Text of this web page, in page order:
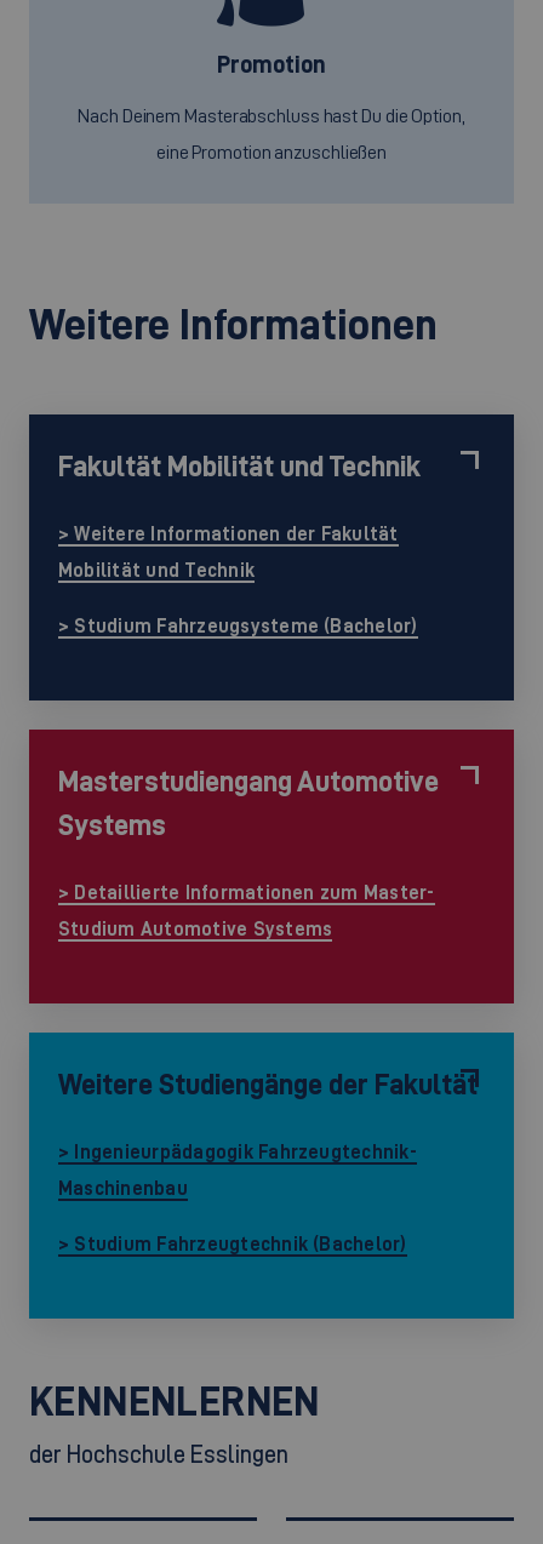
Promotion
Nach Deinem Masterabschluss hast Du die Option,
eine Promotion anzuschließen
Weitere Informationen
Fakultät Mobilität und Technik
> Weitere Informationen der Fakultät
Mobilität und Technik
> Studium Fahrzeugsysteme (Bachelor)
Masterstudiengang Automotive
Systems
> Detaillierte Informationen zum Master-
Studium Automotive Systems
Weitere Studiengänge der Fakultät
> Ingenieurpädagogik Fahrzeugtechnik-
Maschinenbau
> Studium Fahrzeugtechnik (Bachelor)
KENNENLERNEN
der Hochschule Esslingen